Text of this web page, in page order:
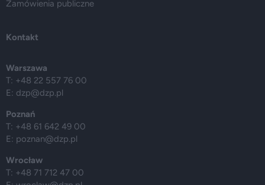
Zamówienia publiczne
Kontakt
Warszawa
T: +48 22 557 76 00
E: dzp@dzp.pl
Poznań
T: +48 61 642 49 00
E: poznan@dzp.pl
Wrocław
T: +48 71 712 47 00